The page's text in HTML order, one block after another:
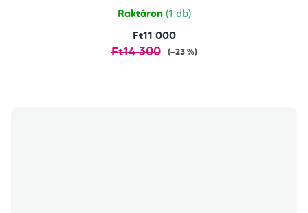
Raktáron (1 db)
Ft11 000
Ft14 300 (–23 %)